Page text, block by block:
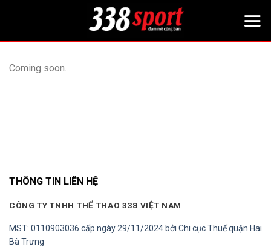
Coming soon…
THÔNG TIN LIÊN HỆ
CÔNG TY TNHH THỂ THAO 338 VIỆT NAM
MST: 0110903036 cấp ngày 29/11/2024 bởi Chi cục Thuế quận Hai
Bà Trưng